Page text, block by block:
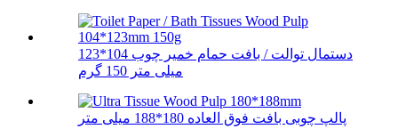
دستمال توالت / بافت حمام خمیر چوب 104*123
میلی متر 150 گرم
پالپ چوبی بافت فوق العاده 180*188 میلی متر